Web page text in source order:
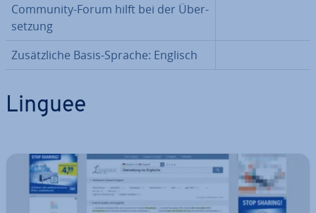
Community-Forum hilft bei der Über­
set­zung
Zu­sätz­li­che Basis-Sprache: Englisch
Linguee